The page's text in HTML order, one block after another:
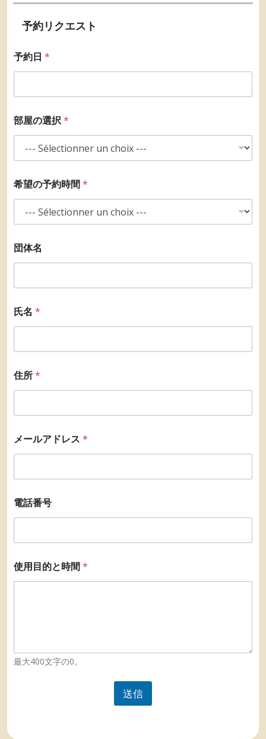
予約リクエスト
予約日 *
*
*
部屋の選択*
希望の予約時間*
団体名
氏名 *
住所*
メールアドレス *
電話番号
使用目的と時間*
最大400文字の0。
送信